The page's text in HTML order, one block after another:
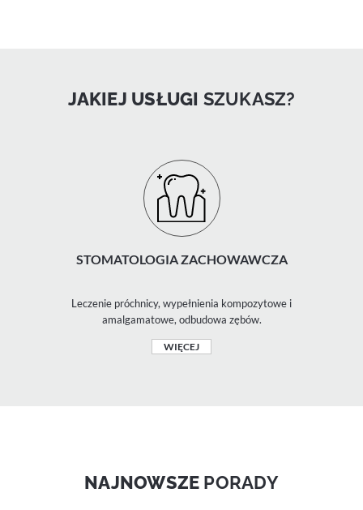
JAKIEJ USŁUGI SZUKASZ?
STOMATOLOGIA ZACHOWAWCZA
Leczenie próchnicy, wypełnienia kompozytowe i
amalgamatowe, odbudowa zębów.
WIĘCEJ
NAJNOWSZE PORADY